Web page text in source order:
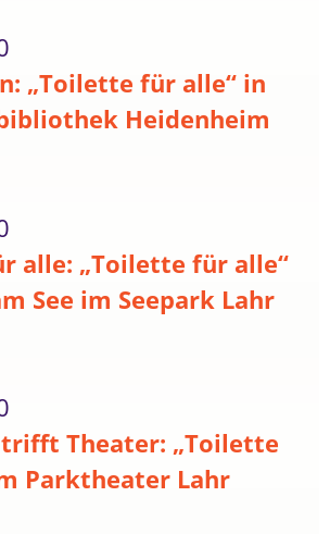
„Toilette für alle“ in
Heidenheim
alle: „Toilette für alle“
See im Seepark Lahr
Theater: „Toilette
Parktheater Lahr